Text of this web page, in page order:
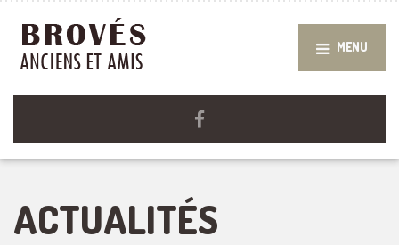
MENU
ACTUALITÉS